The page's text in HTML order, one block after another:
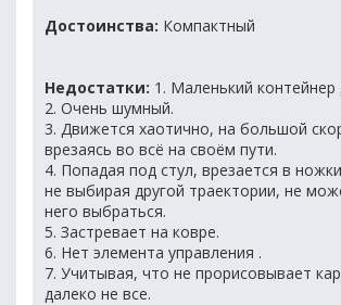
Достоинства: Компактный
Недостатки: 1. Маленький контейнер
2. Очень шумный.
3. Движется хаотично, на большой
врезаясь во всё на своём пути.
4. Попадая под стул, врезается в
не выбирая другой траектории, не
него выбраться.
5. Застревает на ковре.
6. Нет элемента управления .
7. Учитывая, что не прорисовывает
далеко не все.